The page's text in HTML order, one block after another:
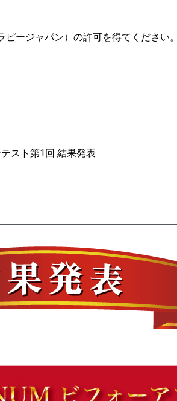
ージャパン）の許可を得てください
スト第1回 結果発表